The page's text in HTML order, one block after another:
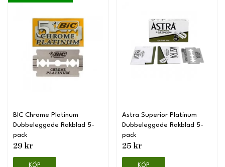
BIC Chrome Platinum
Dubbeleggade Rakblad 5-
pack
29 kr
KÖP
Astra Superior Platinum
Dubbeleggade Rakblad 5-
pack
25 kr
KÖP